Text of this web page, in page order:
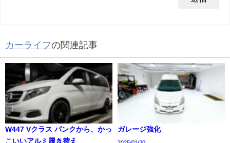
カーライフの関連記事
W447 Vクラス パンクから、かっ
こいいアルミ履き替え
ガレージ強化